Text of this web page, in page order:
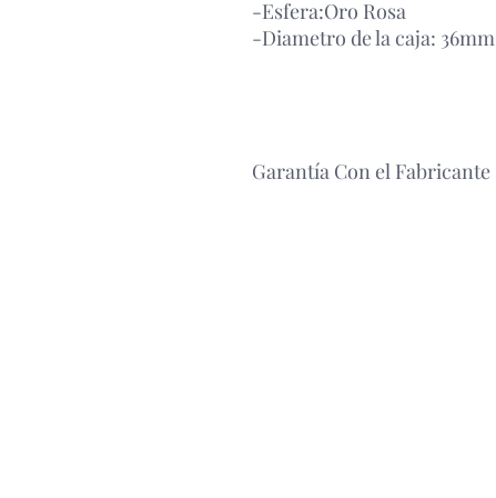
-Esfera:Oro Rosa
-Diametro de la caja: 36mm
Garantía Con el Fabricante